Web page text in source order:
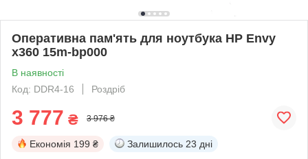
Оперативна пам'ять для ноутбука HP Envy
x360 15m-bp000
В наявності
Код: DDR4-16
Роздріб
3 777 ₴ 3 976 ₴
Економія 199 ₴ Залишилось 23 дні